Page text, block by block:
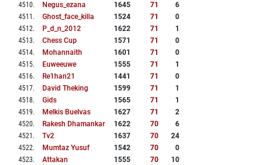
4510. Negus_ezana 1645 71
6
4511 . Ghost_face_killa 1524 71
0
4512. P_d_n_2012 1622 71
1
4513. Chess Cup 1571 71
0
4514. Mohannaith 1601 71
0
4515. Euweeuwe 1555 71
1
4516. Re1han21 1441 71
0
4517. David Theking 1599 71
1
4518. Gids 1565 71
1
4519. Melkis Buelvas 1627 71
2
4520. Rakesh Dhamankar 1622 70
6
4521 . Tv2 1637 70
24
4522. Mumtaz Yusuf 1542 70
0
4523. Attakan 1555 70
10